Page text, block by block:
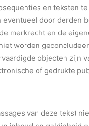
en teksten
eventueel door derden
merkrecht en de
worden
objecten zijn
of gedrukte
van deze tekst